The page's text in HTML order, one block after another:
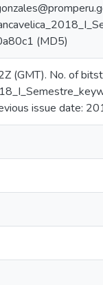
(MD5)
(GMT). No. of
issue date: